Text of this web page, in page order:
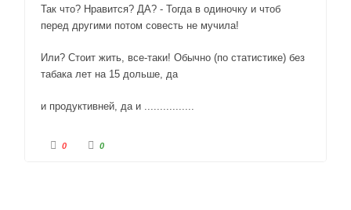
Так что? Нравится? ДА? - Тогда в одиночку и чтоб
перед другими потом совесть не мучила!
Или? Стоит жить, все-таки! Обычно (по статистике) без
табака лет на 15 дольше, да
и продуктивней, да и ................
0 0